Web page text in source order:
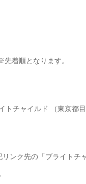
着順となります。
トチャイルド （東京都
リンク先の「ブライト